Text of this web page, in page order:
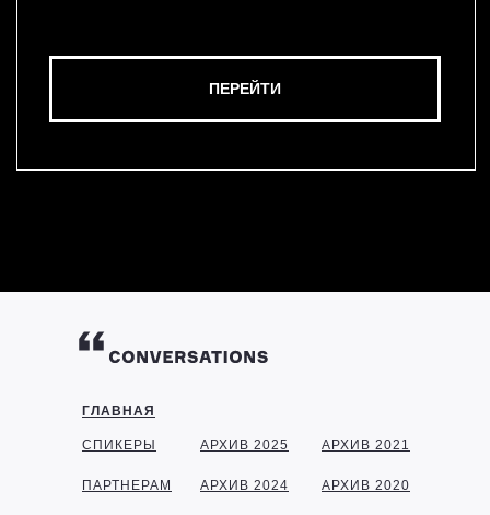
ГЛАВНАЯ
СПИКЕРЫ
ПАРТНЕРАМ
АРХИВ 2025
АРХИВ 2024
АРХИВ 2021
АРХИВ 2020